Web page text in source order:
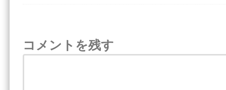
コメントを残す